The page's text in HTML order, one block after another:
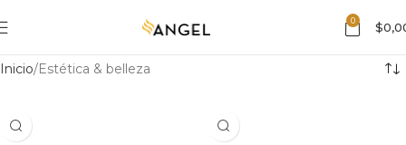
0 $
Inicio Estética & belleza